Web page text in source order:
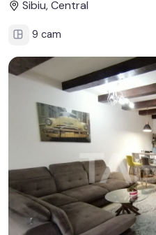
Sibiu, Central
9 cam